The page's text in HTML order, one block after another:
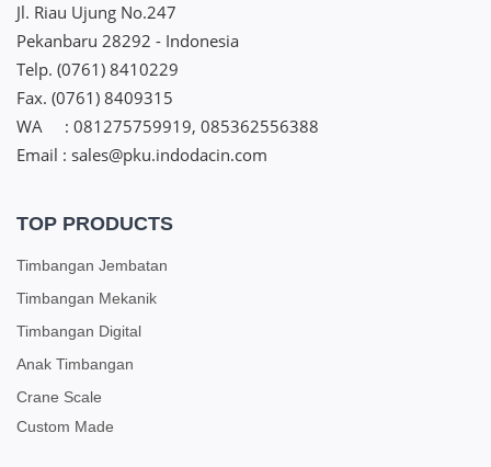
Jl. Riau Ujung No.247
Pekanbaru 28292 - Indonesia
Telp. (0761) 8410229
Fax. (0761) 8409315
WA : 081275759919, 085362556388
Email : sales@pku.indodacin.com
TOP PRODUCTS
Timbangan Jembatan
Timbangan Mekanik
Timbangan Digital
Anak Timbangan
Crane Scale
Custom Made